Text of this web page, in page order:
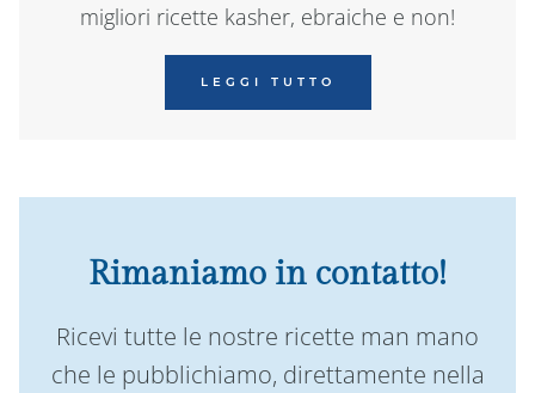
migliori ricette kasher, ebraiche e non!
LEGGI TUTTO
Rimaniamo in contatto!
Ricevi tutte le nostre ricette man mano
che le pubblichiamo, direttamente nella